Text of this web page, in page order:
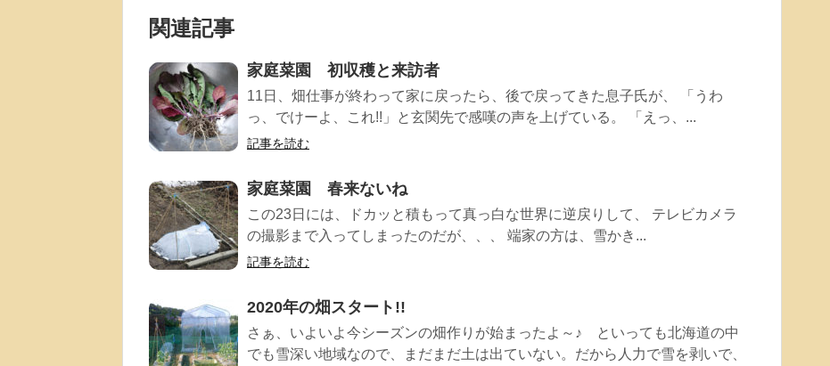
関連記事
家庭菜園 初収穫と来訪者
11日、畑仕事が終わって家に戻ったら、後で戻ってきた息子氏が、 「うわ
っ、でけーよ、これ!!」と玄関先で感嘆の声を上げている。 「えっ、...
記事を読む
家庭菜園 春来ないね
この23日には、ドカッと積もって真っ白な世界に逆戻りして、 テレビカメラ
の撮影まで入ってしまったのだが、、、 端家の方は、雪かき...
記事を読む
2020年の畑スタート!!
さぁ、いよいよ今シーズンの畑作りが始まったよ～♪ といっても北海道の中
でも雪深い地域なので、まだまだ土は出ていない。だから人力で雪を剥いで、